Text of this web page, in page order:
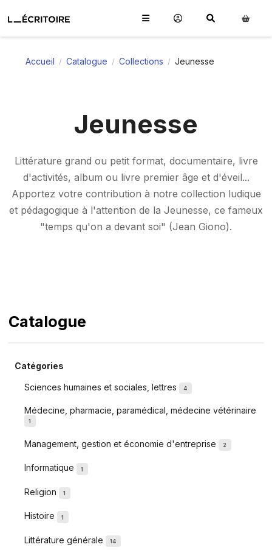
Accueil / Catalogue / Collections / Jeunesse
Jeunesse
Littérature grand ou petit format, documentaire, livre
d'activités, album ou livre premier âge et d'éveil...
Apportez votre contribution à notre collection ludique
et pédagogique à l'attention de la Jeunesse, ce fameux
"temps qu'on a devant soi" (Jean Giono).
Catalogue
Catégories
Sciences humaines et sociales, lettres 4
Médecine, pharmacie, paramédical, médecine vétérinaire
1
Management, gestion et économie d'entreprise 2
Informatique 1
Religion 1
Histoire 1
Littérature générale 14